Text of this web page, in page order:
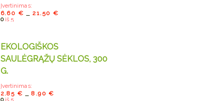
Įvertinimas:
0iš 5
6.60 € – 21.50 €
EKOLOGIŠKOS
SAULĖGRĄŽŲ SĖKLOS, 300
G.
Įvertinimas:
0iš 5
2.85 € –8.90 €